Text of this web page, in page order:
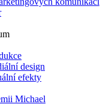
design
efekty
Michael